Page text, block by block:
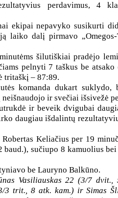
perdavimus, 4
ekipai nepavyko susikurti
laiko dalį pirmavo „Omegos-
šilutiškiai pradėjo
pelnyti 7 taškus be
tritaškį – 87:89.
komanda dukart suklydo,
ir svečiai išsivežė
ir beveik dvigubai
daugiau išdalintų
Keliačius per 19
sučiupo 8 kamuolius bei
be Lauryno Balkūno.
Vasiliauskas 22 (3/7
3 trit., 8 atk. kam.) ir Simas